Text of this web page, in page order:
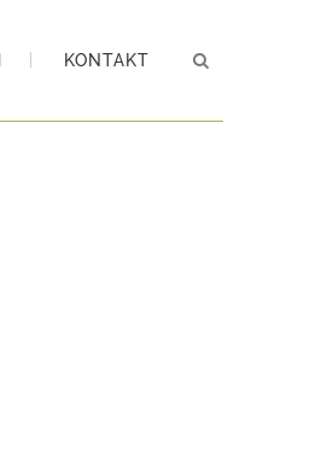
KONTAKT